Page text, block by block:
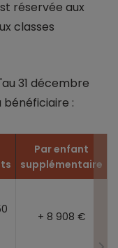
réservée aux
classes
31 décembre
bénéficiaire :
Par enfant
supplémentaire
+ 8 908 €